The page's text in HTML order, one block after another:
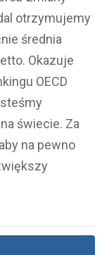
otrzymujemy
średnia
Okazuje
OECD
świecie. Za
na pewno